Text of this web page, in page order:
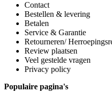
Contact
Bestellen & levering
Betalen
Service & Garantie
Retourneren/
Review plaatsen
Veel gestelde vragen
Privacy policy
Populaire pagina's